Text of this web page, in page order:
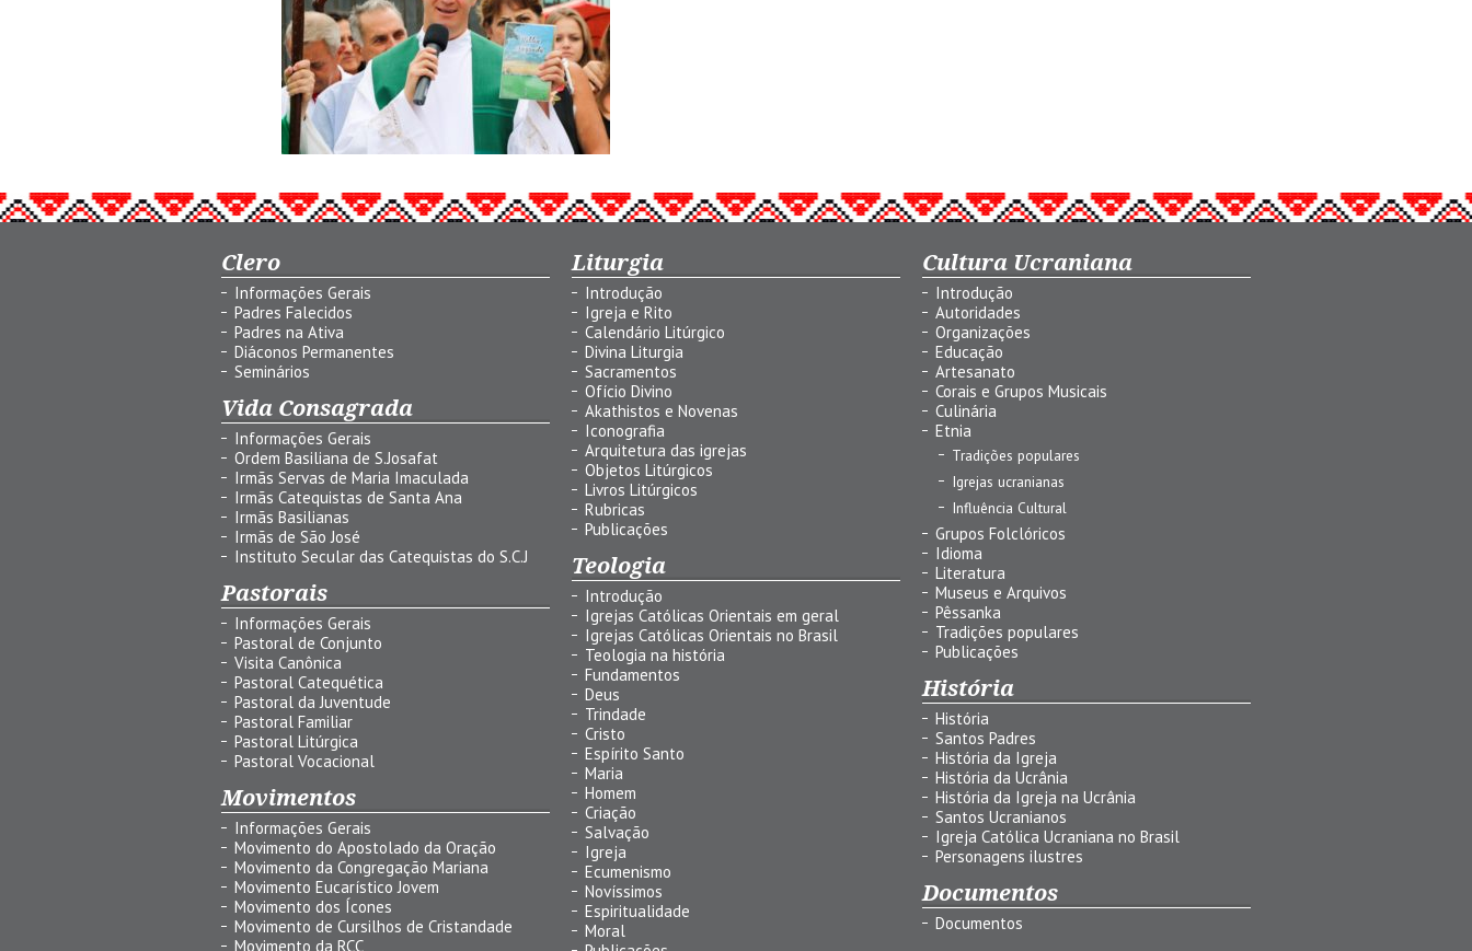
Clero
Informações Gerais
Padres Falecidos
Padres na Ativa
Diáconos Permanentes
Seminários
Vida Consagrada
Informações Gerais
Ordem Basiliana de S.Josafat
Irmãs Servas de Maria Imaculada
Irmãs Catequistas de Santa Ana
Irmãs Basilianas
Irmãs de São José
Instituto Secular das Catequistas do S.C.J
Pastorais
Informações Gerais
Pastoral de Conjunto
Visita Canônica
Pastoral Catequética
Pastoral da Juventude
Pastoral Familiar
Pastoral Litúrgica
Pastoral Vocacional
Movimentos
Informações Gerais
Movimento do Apostolado da Oração
Movimento da Congregação Mariana
Movimento Eucarístico Jovem
Movimento dos Ícones
Movimento de Cursilhos de Cristandade
Movimento da RCC
Liturgia
Introdução
Igreja e Rito
Calendário Litúrgico
Divina Liturgia
Sacramentos
Ofício Divino
Akathistos e Novenas
Iconografia
Arquitetura das igrejas
Objetos Litúrgicos
Livros Litúrgicos
Rubricas
Publicações
Teologia
Introdução
Igrejas Católicas Orientais em geral
Igrejas Católicas Orientais no Brasil
Teologia na história
Fundamentos
Deus
Trindade
Cristo
Espírito Santo
Maria
Homem
Criação
Salvação
Igreja
Ecumenismo
Novíssimos
Espiritualidade
Moral
Cultura Ucraniana
Introdução
Autoridades
Organizações
Educação
Artesanato
Corais e Grupos Musicais
Culinária
Etnia
Tradições populares
Igrejas ucranianas
Influência Cultural
Grupos Folclóricos
Idioma
Literatura
Museus e Arquivos
Pêssanka
Tradições populares
Publicações
História
História
Santos Padres
História da Igreja
História da Ucrânia
História da Igreja na Ucrânia
Santos Ucranianos
Igreja Católica Ucraniana no Brasil
Personagens ilustres
Documentos
Documentos